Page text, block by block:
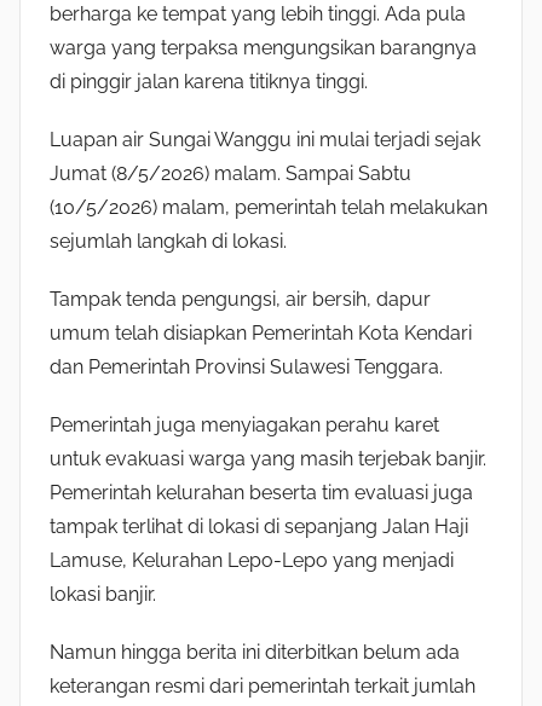
berharga ke tempat yang lebih tinggi. Ada pula
warga yang terpaksa mengungsikan barangnya
di pinggir jalan karena titiknya tinggi.
Luapan air Sungai Wanggu ini mulai terjadi sejak
Jumat (8/5/2026) malam. Sampai Sabtu
(10/5/2026) malam, pemerintah telah melakukan
sejumlah langkah di lokasi.
Tampak tenda pengungsi, air bersih, dapur
umum telah disiapkan Pemerintah Kota Kendari
dan Pemerintah Provinsi Sulawesi Tenggara.
Pemerintah juga menyiagakan perahu karet
untuk evakuasi warga yang masih terjebak banjir.
Pemerintah kelurahan beserta tim evaluasi juga
tampak terlihat di lokasi di sepanjang Jalan Haji
Lamuse, Kelurahan Lepo-Lepo yang menjadi
lokasi banjir.
Namun hingga berita ini diterbitkan belum ada
keterangan resmi dari pemerintah terkait jumlah